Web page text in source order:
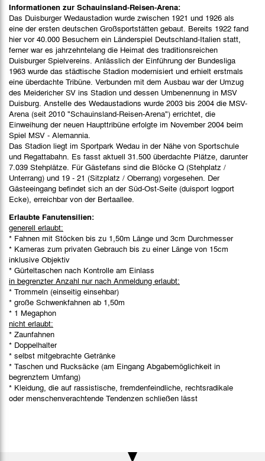
Informationen zur Schauinsland-Reisen-Arena:
Das Duisburger Wedaustadion wurde zwischen 1921 und 1926 als
eine der ersten deutschen Großsportstätten gebaut. Bereits 1922 fand
hier vor 40.000 Besuchern ein Länderspiel Deutschland-Italien statt,
ferner war es jahrzehntelang die Heimat des traditionsreichen
Duisburger Spielvereins. Anlässlich der Einführung der Bundesliga
1963 wurde das städtische Stadion modernisiert und erhielt erstmals
eine überdachte Tribüne. Verbunden mit dem Ausbau war der Umzug
des Meidericher SV ins Stadion und dessen Umbenennung in MSV
Duisburg. Anstelle des Wedaustadions wurde 2003 bis 2004 die MSV-
Arena (seit 2010 "Schauinsland-Reisen-Arena") errichtet, die
Einweihung der neuen Haupttribüne erfolgte im November 2004 beim
Spiel MSV - Alemannia.
Das Stadion liegt im Sportpark Wedau in der Nähe von Sportschule
und Regattabahn. Es fasst aktuell 31.500 überdachte Plätze, darunter
7.039 Stehplätze. Für Gästefans sind die Blöcke Q (Stehplatz /
Unterrang) und 19 - 21 (Sitzplatz / Oberrang) vorgesehen. Der
Gästeeingang befindet sich an der Süd-Ost-Seite (duisport logport
Ecke), erreichbar von der Bertaallee.
Erlaubte Fanutensilien:
generell erlaubt:
* Fahnen mit Stöcken bis zu 1,50m Länge und 3cm Durchmesser
* Kameras zum privaten Gebrauch bis zu einer Länge von 15cm
inklusive Objektiv
* Gürteltaschen nach Kontrolle am Einlass
in begrenzter Anzahl nur nach Anmeldung erlaubt:
* Trommeln (einseitig einsehbar)
* große Schwenkfahnen ab 1,50m
* 1 Megaphon
nicht erlaubt:
* Zaunfahnen
* Doppelhalter
* selbst mitgebrachte Getränke
* Taschen und Rucksäcke (am Eingang Abgabemöglichkeit in
begrenztem Umfang)
* Kleidung, die auf rassistische, fremdenfeindliche, rechtsradikale
oder menschenverachtende Tendenzen schließen lässt